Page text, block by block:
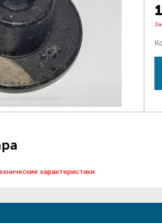
увеличения картинки
характеристики